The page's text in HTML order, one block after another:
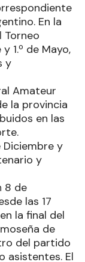
En la
Torneo
1.º de Mayo,
y
Amateur
la provincia
en las
Diciembre y
y
8 de
las 17
la final del
de
del partido
asistentes. El